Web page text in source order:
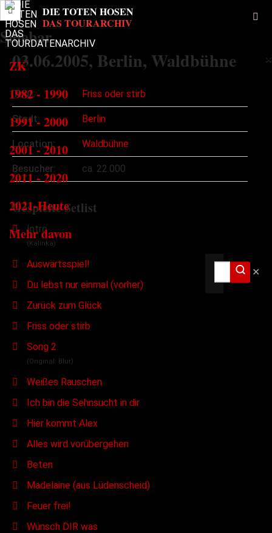
Sidebar
×
ZK
1982 - 1990
1991 - 2000
2001 - 2010
2011 - 2020
2021-Heute
Mehr davon
✕
03.06.2005, Berlin, Waldbühne
Tour: Friss oder stirb
Stadt: Berlin
Location: Waldbühne
Besucher: ca. 22.000
Gespielte Setlist
Intro
(Kalinka)
Auswärtsspiel!
Du lebst nur einmal (vorher)
Zurück zum Glück
Friss oder stirb
Song 2
(Original: Blur)
Weißes Rauschen
Ich bin die Sehnsucht in dir
Hier kommt Alex
Alles wird vorübergehen
Beten
Madelaine (aus Lüdenscheid)
Feuer frei!
Wünsch DIR was